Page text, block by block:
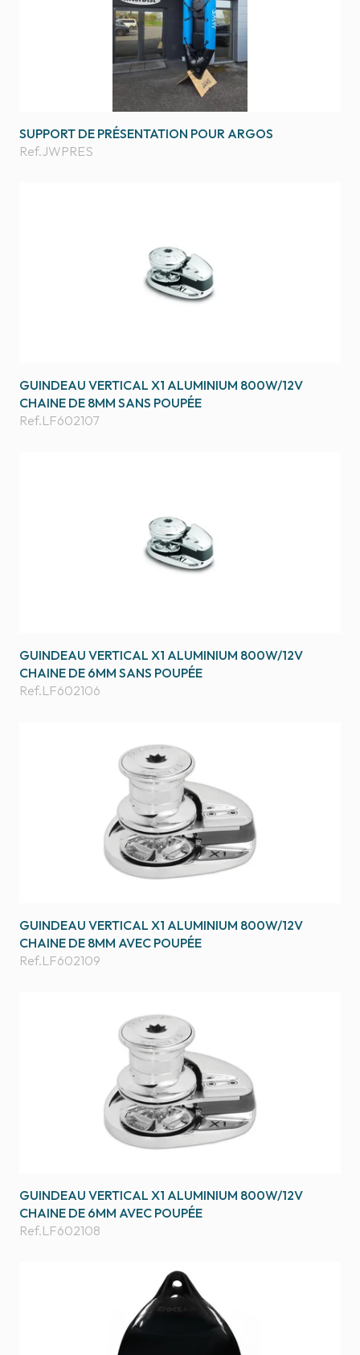
SUPPORT DE PRÉSENTATION POUR ARGOS
Ref.JWPRES
GUINDEAU VERTICAL X1 ALUMINIUM 800W/12V
CHAINE DE 8MM SANS POUPÉE
Ref.LF602107
GUINDEAU VERTICAL X1 ALUMINIUM 800W/12V
CHAINE DE 6MM SANS POUPÉE
Ref.LF602106
GUINDEAU VERTICAL X1 ALUMINIUM 800W/12V
CHAINE DE 8MM AVEC POUPÉE
Ref.LF602109
GUINDEAU VERTICAL X1 ALUMINIUM 800W/12V
CHAINE DE 6MM AVEC POUPÉE
Ref.LF602108